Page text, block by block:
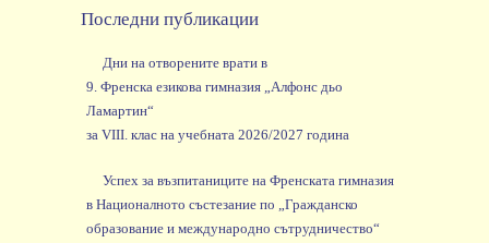
Последни публикации
Дни на отворените врати в
9. Френска езикова гимназия „Алфонс дьо
Ламартин“
за VIII. клас на учебната 2026/2027 година
Успех за възпитаниците на Френската гимназия
в Националното състезание по „Гражданско
образование и международно сътрудничество“